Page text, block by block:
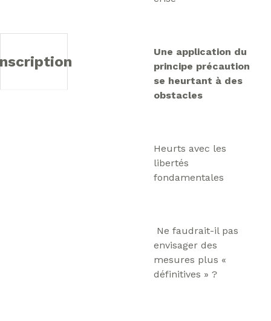
Une application du
principe précaution
se heurtant à des
obstacles
Heurts avec les
libertés
fondamentales
Ne faudrait-il pas
envisager des
mesures plus «
définitives » ?